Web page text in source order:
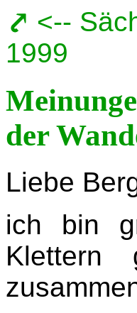
<--
1999
der
Liebe
ich bin
Klettern